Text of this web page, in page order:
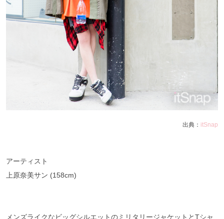
出典： itSnap
アーティスト
上原奈美サン (158cm)
メンズライクなビッグシルエットのミリタリージャケットとTシャ